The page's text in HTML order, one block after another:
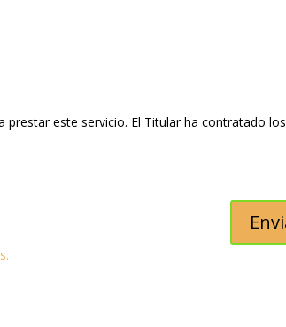
este servicio. El Titular ha contratado los